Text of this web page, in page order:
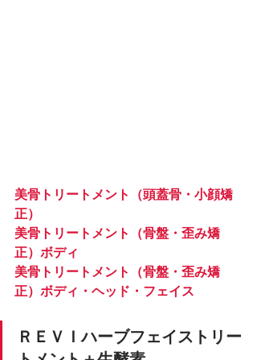
美骨トリートメント（頭蓋骨・小顔矯
正）
美骨トリートメント（骨盤・歪み矯
正）ボディ
美骨トリートメント（骨盤・歪み矯
正）ボディ・ヘッド・フェイス
ＲＥＶＩハーブフェイストリー